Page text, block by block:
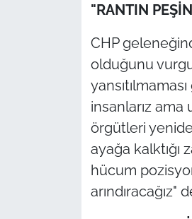
"RANTIN
CHP
olduğunu
insanlarız
örgütleri
ayağa
hücum
arındıracağız"